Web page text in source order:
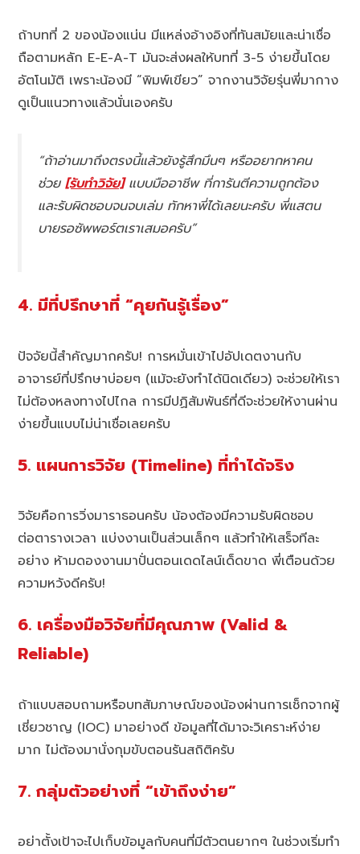
ถ้าบทที่ 2 ของน้องแน่น มีแหล่งอ้างอิงที่ทันสมัยและน่าเชื่อ
ถือตามหลัก E-E-A-T มันจะส่งผลให้บทที่ 3-5 ง่ายขึ้นโดย
อัตโนมัติ เพราะน้องมี “พิมพ์เขียว” จากงานวิจัยรุ่นพี่มากาง
ดูเป็นแนวทางแล้วนั่นเองครับ
“ถ้าอ่านมาถึงตรงนี้แล้วยังรู้สึกมึนๆ หรืออยากหาคน
ช่วย[รับทำวิจัย]แบบมืออาชีพ ที่การันตีความถูกต้อง
และรับผิดชอบจนจบเล่ม ทักหาพี่ได้เลยนะครับ พี่แสตน
บายรอซัพพอร์ตเราเสมอครับ”
4. มีที่ปรึกษาที่ “คุยกันรู้เรื่อง”
ปัจจัยนี้สำคัญมากครับ! การหมั่นเข้าไปอัปเดตงานกับ
อาจารย์ที่ปรึกษาบ่อยๆ (แม้จะยังทำได้นิดเดียว) จะช่วยให้เรา
ไม่ต้องหลงทางไปไกล การมีปฏิสัมพันธ์ที่ดีจะช่วยให้งานผ่าน
ง่ายขึ้นแบบไม่น่าเชื่อเลยครับ
5. แผนการวิจัย (Timeline) ที่ทำได้จริง
วิจัยคือการวิ่งมาราธอนครับ น้องต้องมีความรับผิดชอบ
ต่อตารางเวลา แบ่งงานเป็นส่วนเล็กๆ แล้วทำให้เสร็จทีละ
อย่าง ห้ามดองงานมาปั่นตอนเดดไลน์เด็ดขาด พี่เตือนด้วย
ความหวังดีครับ!
6. เครื่องมือวิจัยที่มีคุณภาพ (Valid &
Reliable)
ถ้าแบบสอบถามหรือบทสัมภาษณ์ของน้องผ่านการเช็กจากผู้
เชี่ยวชาญ (IOC) มาอย่างดี ข้อมูลที่ได้มาจะวิเคราะห์ง่าย
มาก ไม่ต้องมานั่งกุมขับตอนรันสถิติครับ
7. กลุ่มตัวอย่างที่ “เข้าถึงง่าย”
อย่าตั้งเป้าจะไปเก็บข้อมูลกับคนที่มีตัวตนยากๆ ในช่วงเริ่มทำ